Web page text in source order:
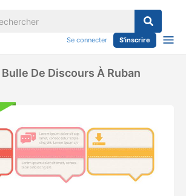
Se connecter S'inscrire
De Discours À Ruban